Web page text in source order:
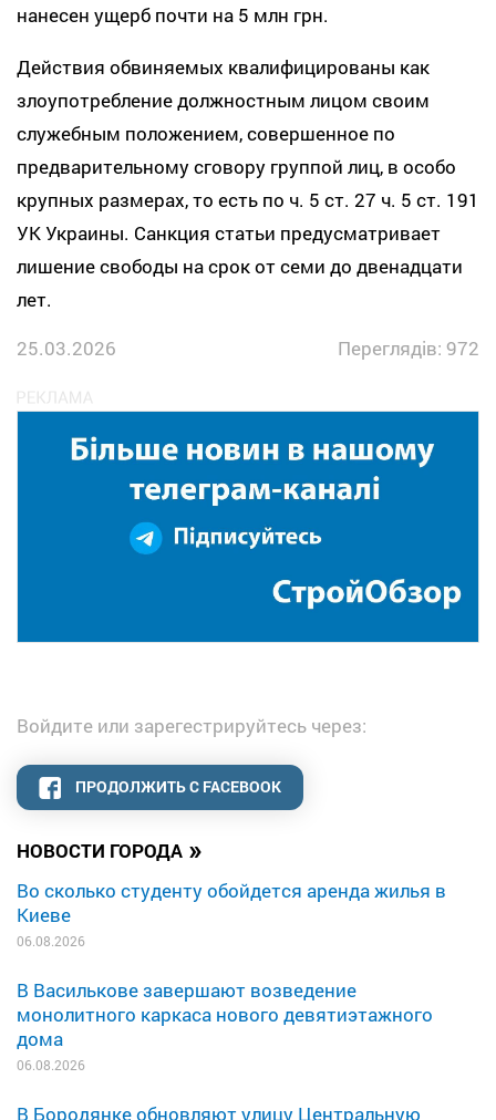
НОВОСТИ ГОРОДА »
Во сколько студенту обойдется аренда жилья в
Киеве
06.08.2026
В Василькове завершают возведение
монолитного каркаса нового девятиэтажного
дома
06.08.2026
В Бородянке обновляют улицу Центральную
нанесен ущерб почти на 5 млн грн.
Действия обвиняемых квалифицированы как
злоупотребление должностным лицом своим
служебным положением, совершенное по
предварительному сговору группой лиц, в особо
крупных размерах, то есть по ч. 5 ст. 27 ч. 5 ст. 191
УК Украины. Санкция статьи предусматривает
лишение свободы на срок от семи до двенадцати
лет.
25.03.2026
Переглядів: 972
Войдите или зарегестрируйтесь через:
ПРОДОЛЖИТЬ С FACEBOOK